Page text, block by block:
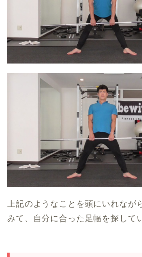
上記のようなことを頭にいれなが
みて、自分に合った足幅を探して